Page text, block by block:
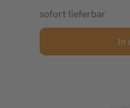
sofort lieferbar
In